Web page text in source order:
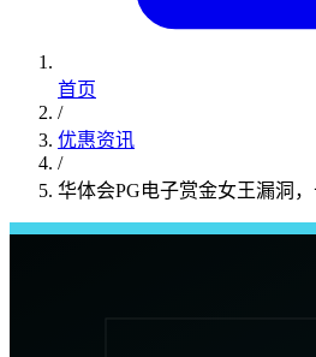
首页
/
优惠资讯
/
华体会PG电子赏金女王漏洞，